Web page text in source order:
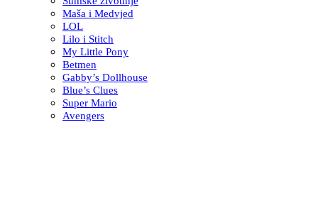
Maša i Medvjed
LOL
Lilo i Stitch
My Little Pony
Betmen
Gabby’s Dollhouse
Blue’s Clues
Super Mario
Avengers